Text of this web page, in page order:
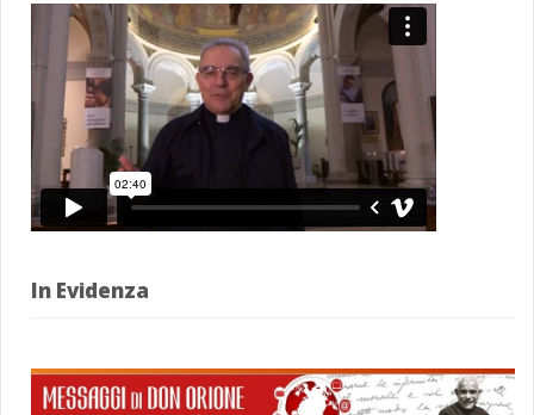
In Evidenza